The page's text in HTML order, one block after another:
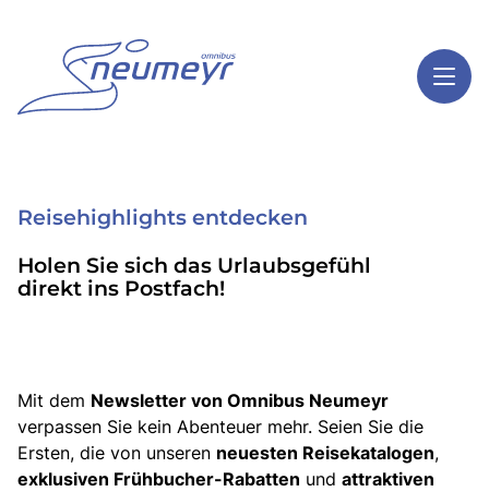
Highlights
Service
Start
Mehrtagesreisen
Tagesreisen
Reisehighlights entdecken
Holen Sie sich das Urlaubsgefühl
direkt ins Postfach!
Mit dem Newsletter von Omnibus Neumeyr
verpassen Sie kein Abenteuer mehr. Seien Sie die
Ersten, die von unseren neuesten Reisekatalogen,
exklusiven Frühbucher-Rabatten und attraktiven